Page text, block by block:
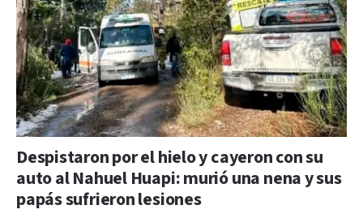
Despistaron por el hielo y cayeron con su
auto al Nahuel Huapi: murió una nena y sus
papás sufrieron lesiones